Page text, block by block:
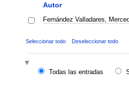
Autor
Fernández Valladares,
Seleccionar todo Deseleccionar todo
Todas las entradas